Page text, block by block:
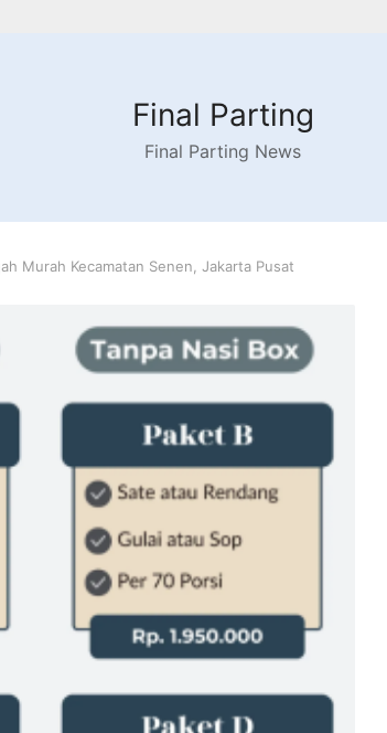
Final Parting
Final Parting News
Murah Kecamatan Senen, Jakarta Pusat